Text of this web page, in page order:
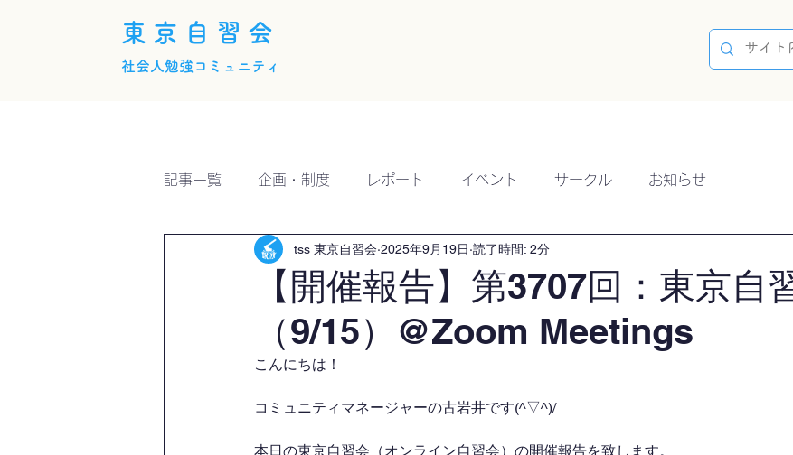
東京自習会
社会人勉強コミュニティ
記事一覧 企画・制度 レポート イベント サークル お知らせ
【開催報告】第3707回：東京自
（9/15）@Zoom Meetings
tss 東京自習会 2025年9月19日 読了時間: 2分
こんにちは！
コミュニティマネージャーの古岩井です(^▽^)/
本日の東京自習会（オンライン自習会）の開催報告を致します。